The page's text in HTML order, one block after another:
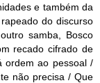
e também da
do discurso
samba, Bosco
recado cifrado de
ordem ao pessoal /
não precisa / Que